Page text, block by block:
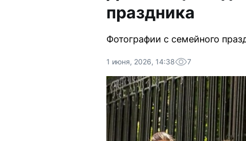
праздника
Фотографии с семейного
1 июня, 2026, 14:38 7